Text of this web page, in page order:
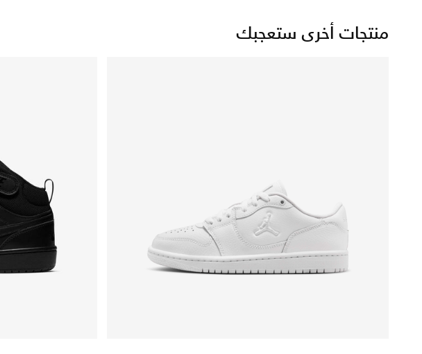
منتجات أخرى ستعجبك